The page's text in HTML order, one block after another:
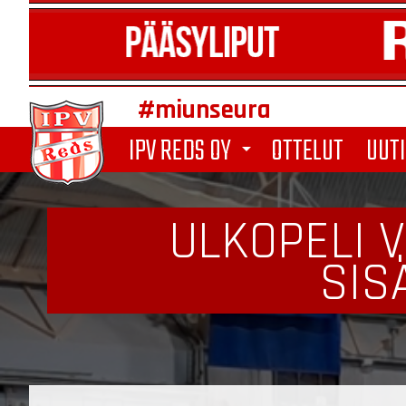
#miunseura
IPV REDS OY arrow_drop_down OTTELUT
ULKOPELI